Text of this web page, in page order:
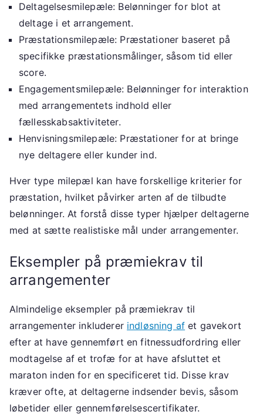
Deltagelsesmilepæle: Belønninger for blot at
deltage i et arrangement.
Præstationsmilepæle: Præstationer baseret på
specifikke præstationsmålinger, såsom tid eller
score.
Engagementsmilepæle: Belønninger for interaktion
med arrangementets indhold eller
fællesskabsaktiviteter.
Henvisningsmilepæle: Præstationer for at bringe
nye deltagere eller kunder ind.
Hver type milepæl kan have forskellige kriterier for
præstation, hvilket påvirker arten af de tilbudte
belønninger. At forstå disse typer hjælper deltagerne
med at sætte realistiske mål under arrangementer.
Eksempler på præmiekrav til
arrangementer
Almindelige eksempler på præmiekrav til
arrangementer inkluderer indløsning af et gavekort
efter at have gennemført en fitnessudfordring eller
modtagelse af et trofæ for at have afsluttet et
maraton inden for en specificeret tid. Disse krav
kræver ofte, at deltagerne indsender bevis, såsom
løbetider eller gennemførelsescertifikater.